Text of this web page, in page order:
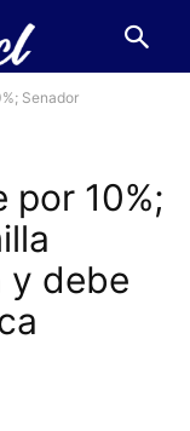
Senador
por 10%;
y debe